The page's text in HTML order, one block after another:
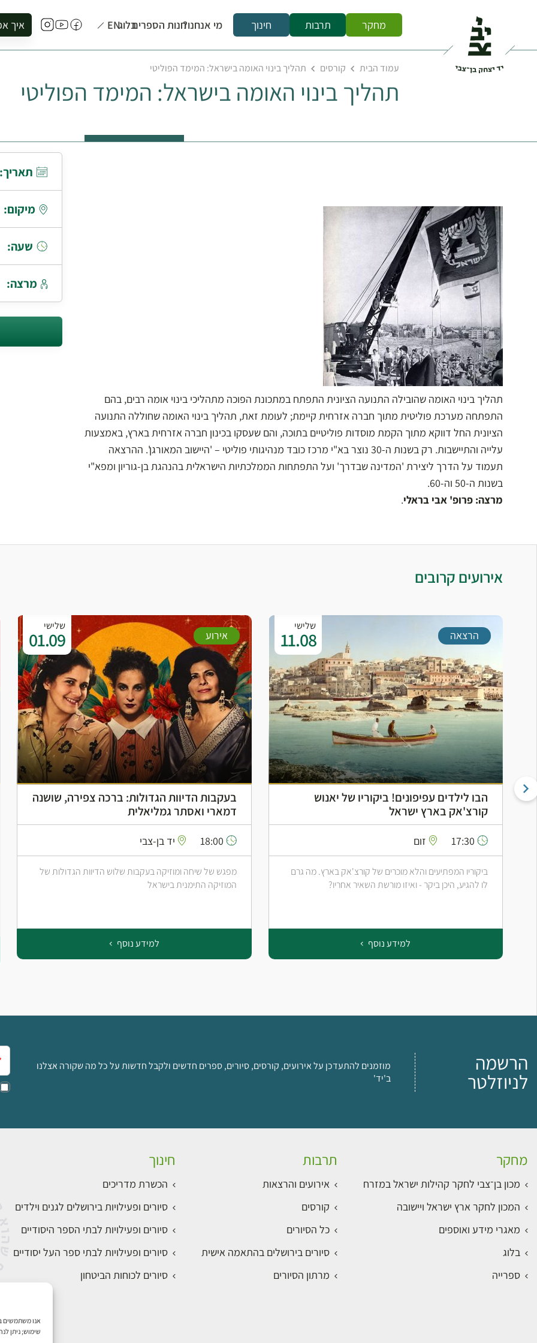
שימוש; ניתן
מחקר תרבות חינוך מי אנחנו?חנות הספריםבלוגEN איך
להזמין
להירשם
לקנות
לתאם
עמוד הבית קורסים תהליך בינוי האומה בישראל: המימד הפוליטי
תהליך בינוי האומה בישראל: המימד הפוליטי
תהליך בינוי האומה שהובילה התנועה הציונית התפתח במתכונת הפוכה מתהליכי בינוי אומה רבים, בהם
התפתחה מערכת פוליטית מתוך חברה אזרחית קיימת; לעומת זאת, תהליך בינוי האומה שחוללה התנועה
הציונית החל דווקא מתוך הקמת מוסדות פוליטיים בתוכה, והם שעסקו בכינון חברה אזרחית בארץ, באמצעות
עלייה והתיישבות. רק בשנות ה-30 נוצר בא"י מרכז כובד מנהיגותי פוליטי – 'היישוב המאורגן'. ההרצאה
תעמוד על הדרך ליצירת 'המדינה שבדרך' ועל התפתחות הממלכתיות הישראלית בהנהגת בן-גוריון ומפא"י
בשנות ה-50 וה-60.
מרצה: פרופ' אבי בראלי.
תאריך:
מיקום:
שעה:
מרצה:
אירועים קרובים
שלישי
11.08 הרצאה
הבו לילדים עפיפונים! ביקוריו של יאנוש
קורצ'אק בארץ ישראל
17:30 זום
ביקוריו המפתיעים והלא מוכרים של קורצ'אק בארץ. מה גרם
לו להגיע, היכן ביקר - ואיזו מורשת השאיר אחריו?
למידע נוסף
שלישי
01.09 אירוע
בעקבות הדיוות הגדולות: ברכה צפירה, שושנה
דמארי ואסתר גמליאלית
יד בן-צבי
מפגש של שיחה ומוזיקה בעקבות שלוש הדיוות הגדולות של
המוזיקה התימנית בישראל
למידע נוסף
הרשמה
לניוזלטר
מוזמנים להתעדכן על אירועים, קורסים, סיורים, ספרים חדשים ולקבל חדשות על כל מה שקורה אצלנו
ב'יד'
מחקר
מכון בן־צבי לחקר קהילות ישראל במזרח
המכון לחקר ארץ ישראל ויישובה
מאגרי מידע ואוספים
בלוג
ספרייה
תרבות
אירועים והרצאות
קורסים
כל הסיורים
סיורים בירושלים בהתאמה אישית
מרתון הסיורים
חינוך
הכשרת מדריכים
סיורים ופעילויות בירושלים לגנים וילדים
סיורים ופעילויות לבתי הספר היסודיים
סיורים ופעילויות לבתי ספר העל יסודיים
סיורים לכוחות הביטחון